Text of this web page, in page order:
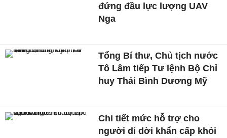
đứng đầu lực lượng UAV
Nga
Tổng Bí thư, Chủ tịch nước
Tô Lâm tiếp Tư lệnh Bộ Chỉ
huy Thái Bình Dương Mỹ
Chi tiết mức hỗ trợ cho
người di dời khẩn cấp khỏi